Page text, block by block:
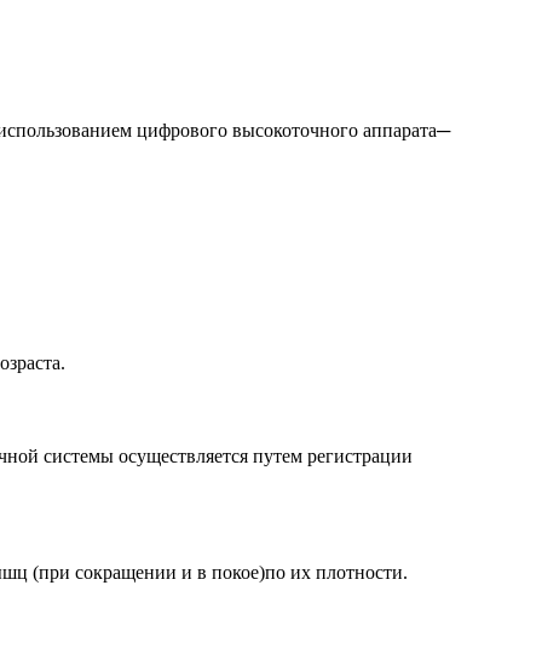
цифрового высокоточного аппарата─
системы осуществляется путем регистрации
(при сокращении и в покое)по их плотности.